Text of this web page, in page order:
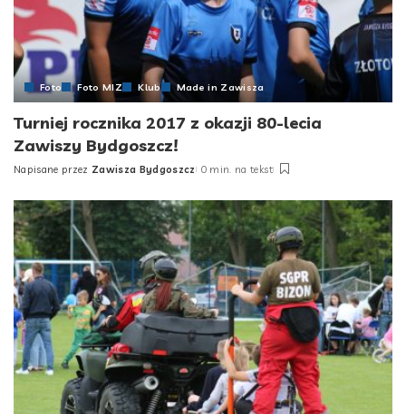
Foto Foto MIZ Klub Made in Zawisza
Turniej rocznika 2017 z okazji 80-lecia
Zawiszy Bydgoszcz!
Posted
Napisane przez Zawisza Bydgoszcz 0 min. na tekst